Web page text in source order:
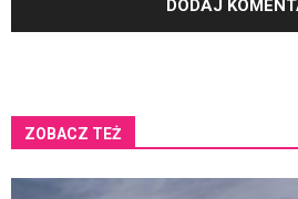
ZOBACZ TEŻ